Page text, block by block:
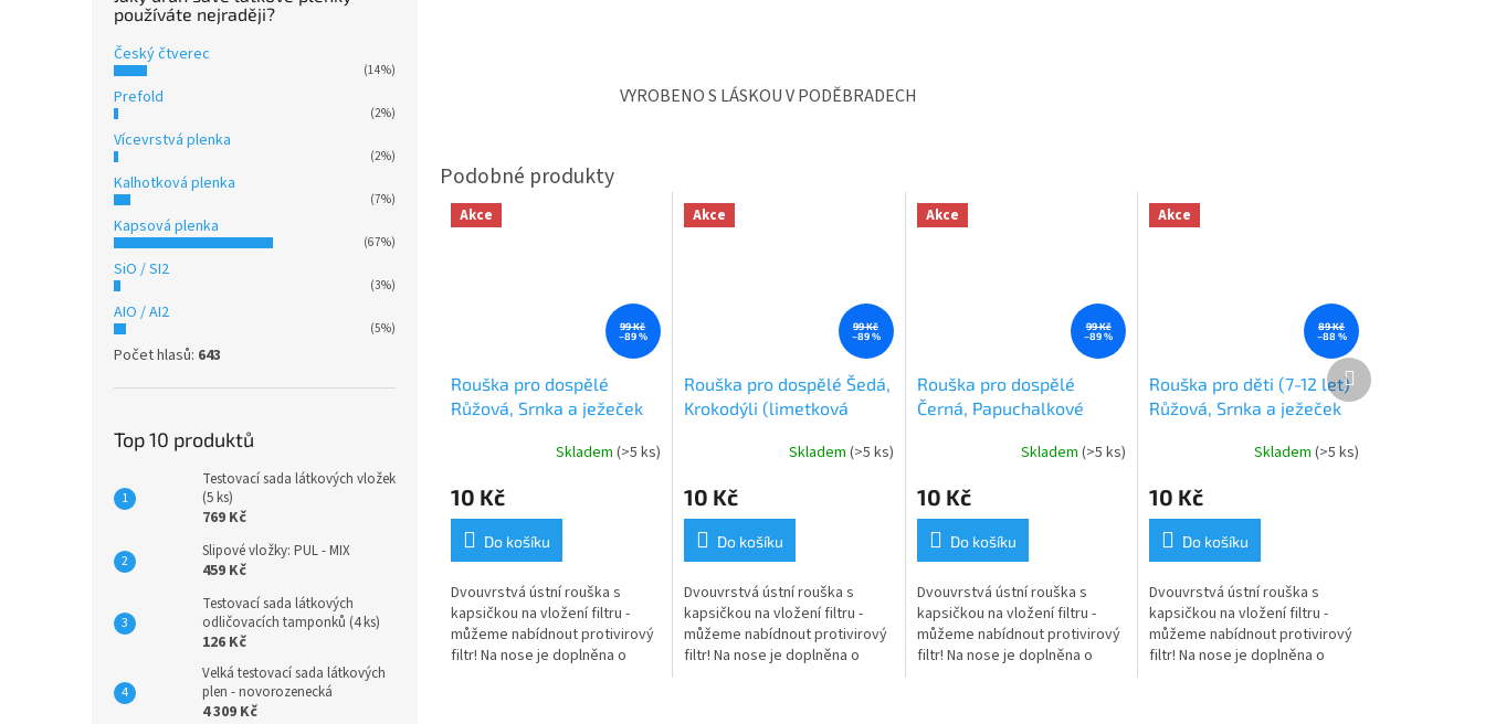
používáte nejraději?
Český čtverec
(14%)
Prefold
(2%)
Vícevrstvá plenka
(2%)
Kalhotková plenka
(7%)
Kapsová plenka
(67%)
SiO / SI2
(3%)
AIO / AI2
(5%)
Počet hlasů: 643
Top 10 produktů
Testovací sada látkových vložek
(5 ks)
769 Kč
Slipové vložky: PUL - MIX
459 Kč
Testovací sada látkových
odličovacích tamponků (4 ks)
126 Kč
Velká testovací sada látkových
plen - novorozenecká
4 309 Kč
VYROBENO S LÁSKOU V PODĚBRADECH
Akce
99 Kč
–89 %
Rouška pro dospělé
Růžová, Srnka a ježeček
Skladem (>5 ks)
10 Kč
Do košíku
Dvouvrstvá ústní rouška s
kapsičkou na vložení filtru -
můžeme nabídnout protivirový
filtr! Na nose je doplněna o
Akce
99 Kč
–89 %
Rouška pro dospělé Šedá,
Krokodýli (limetková
Skladem (>5 ks)
10 Kč
Do košíku
Dvouvrstvá ústní rouška s
kapsičkou na vložení filtru -
můžeme nabídnout protivirový
filtr! Na nose je doplněna o
Akce
99 Kč
–89 %
Rouška pro dospělé
Černá, Papuchalkové
produktu
je
5,0
z
hvězdiček.
Skladem(>5 ks)
10 Kč
Do košíku
Dvouvrstvá ústní rouška s
kapsičkou na vložení filtru -
můžeme nabídnout protivirový
filtr! Na nose je doplněna o
Akce
89 Kč
–88 %
Rouška pro děti (7-12 let)
Růžová, Srnka a ježeček
Skladem (>5 ks)
10 Kč
Do košíku
Dvouvrstvá ústní rouška s
kapsičkou na vložení filtru -
můžeme nabídnout protivirový
filtr! Na nose je doplněna o
Další
produkt